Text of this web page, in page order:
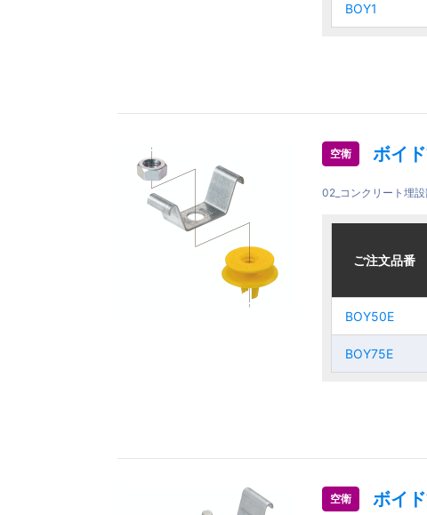
BOY1
BOY1
BOY1
BOY1
空衛 ボイ
02_コンクリート埋
ご注文品番
BOY50E
BOY75E
ご注文品番
BOY50E
BOY75E
ご注文品番
BOY50E
BOY75E
ご注文品番
BOY50E
BOY75E
空衛 ボイ